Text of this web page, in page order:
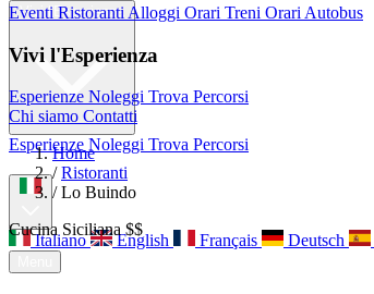
Esperienze Noleggi Trova Percorsi
Chi siamoContatti
Italiano English Français Deutsch
Eventi Ristoranti Alloggi Orari Treni Orari Autobus
Vivi l'Esperienza
Esperienze Noleggi Trova Percorsi
Chi siamo Contatti
Home
/ Ristoranti
/ Lo Buindo
Cucina Siciliana $$